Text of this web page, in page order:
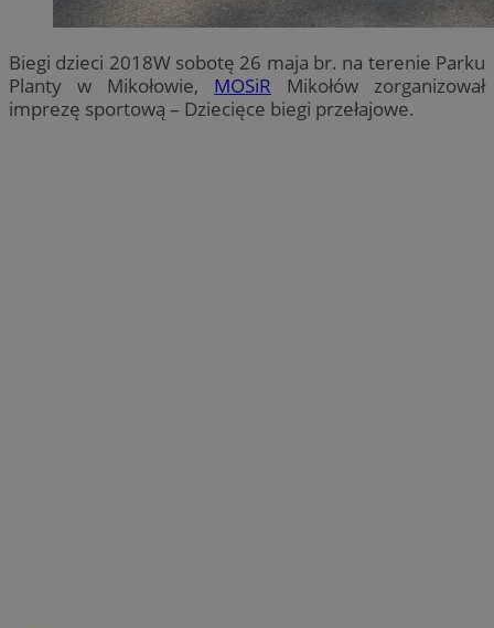
Biegi dzieci 2018W sobotę 26 maja br. na terenie Parku
Planty w Mikołowie, MOSiR Mikołów zorganizował
imprezę sportową – Dziecięce biegi przełajowe.